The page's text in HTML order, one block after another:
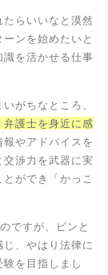
らいいなと漠然
ンを始めたいと
を活かせる仕事
がちなところ、
護士を身近に感
やアドバイスを
渉力を武器に実
ができ「かっこ
ですが、ピンと
、やはり法律に
を目指しまし